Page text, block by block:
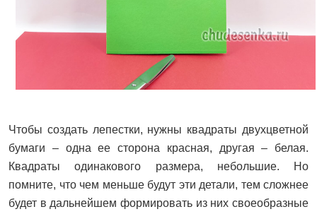
Чтобы создать лепестки, нужны квадраты двухцветной
бумаги – одна ее сторона красная, другая – белая.
Квадраты одинакового размера, небольшие. Но
помните, что чем меньше будут эти детали, тем сложнее
будет в дальнейшем формировать из них своеобразные